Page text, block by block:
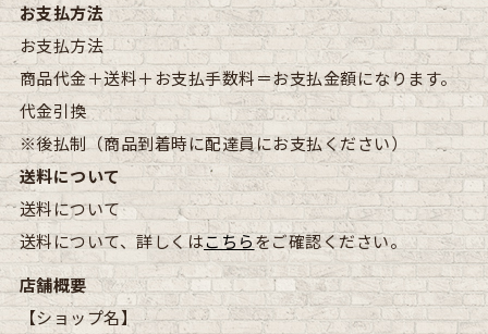
お支払方法
お支払方法
商品代金＋送料＋お支払手数料＝お支払金額になります。
代金引換
※後払制（商品到着時に配達員にお支払ください）
送料について
送料について
送料について、詳しくはこちらをご確認ください。
店舗概要
【ショップ名】